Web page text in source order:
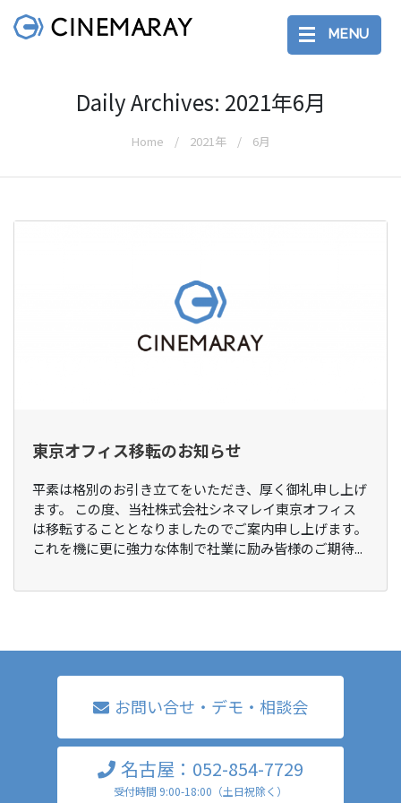
MENU
Daily Archives: 2021年6月
Home 2021年 6月
東京オフィス移転のお知らせ
平素は格別のお引き立てをいただき、厚く御礼申し上げ
ます。 この度、当社株式会社シネマレイ東京オフィス
は移転することとなりましたのでご案内申し上げます。
これを機に更に強力な体制で社業に励み皆様のご期待...
お問い合せ・デモ・相談会
名古屋：052-854-7729
受付時間 9:00-18:00（土日祝除く）